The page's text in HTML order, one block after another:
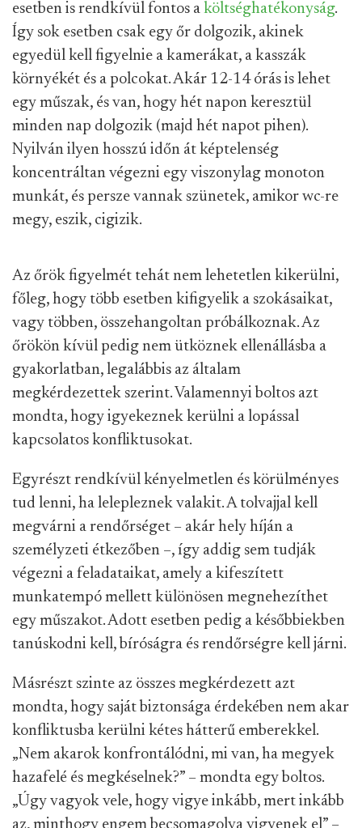
esetben is rendkívül fontos a költséghatékonyság.
Így sok esetben csak egy őr dolgozik, akinek
egyedül kell figyelnie a kamerákat, a kasszák
környékét és a polcokat. Akár 12-14 órás is lehet
egy műszak, és van, hogy hét napon keresztül
minden nap dolgozik (majd hét napot pihen).
Nyilván ilyen hosszú időn át képtelenség
koncentráltan végezni egy viszonylag monoton
munkát, és persze vannak szünetek, amikor wc-re
megy, eszik, cigizik.
Az őrök figyelmét tehát nem lehetetlen kikerülni,
főleg, hogy több esetben kifigyelik a szokásaikat,
vagy többen, összehangoltan próbálkoznak. Az
őrökön kívül pedig nem ütköznek ellenállásba a
gyakorlatban, legalábbis az általam
megkérdezettek szerint. Valamennyi boltos azt
mondta, hogy igyekeznek kerülni a lopással
kapcsolatos konfliktusokat.
Egyrészt rendkívül kényelmetlen és körülményes
tud lenni, ha lelepleznek valakit. A tolvajjal kell
megvárni a rendőrséget – akár hely híján a
személyzeti étkezőben –, így addig sem tudják
végezni a feladataikat, amely a kifeszített
munkatempó mellett különösen megnehezíthet
egy műszakot. Adott esetben pedig a későbbiekben
tanúskodni kell, bíróságra és rendőrségre kell járni.
Másrészt szinte az összes megkérdezett azt
mondta, hogy saját biztonsága érdekében nem akar
konfliktusba kerülni kétes hátterű emberekkel.
„Nem akarok konfrontálódni, mi van, ha megyek
hazafelé és megkéselnek?” – mondta egy boltos.
„Úgy vagyok vele, hogy vigye inkább, mert inkább